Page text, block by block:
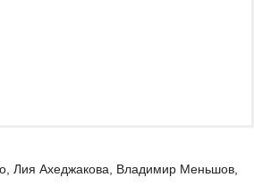
Лия Ахеджакова, Владимир Меньшов,